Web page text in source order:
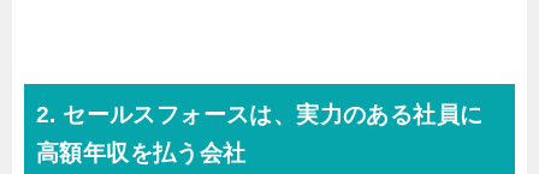
2. セールスフォースは、実力のある社員に
高額年収を払う会社